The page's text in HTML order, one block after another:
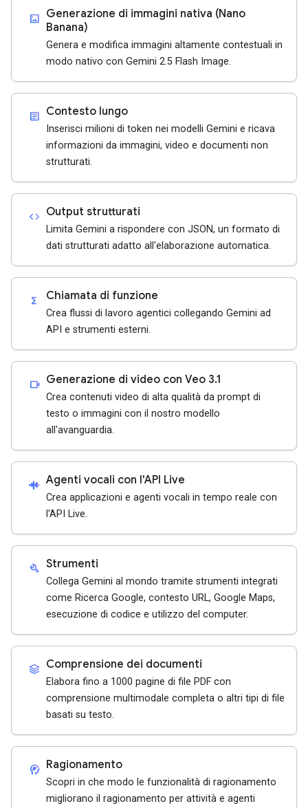
imagesmode Generazione di immagini nativa (Nano
Banana)
Genera e modifica immagini altamente contestuali in
modo nativo con Gemini 2.5 Flash Image.
article Contesto lungo
Inserisci milioni di token nei modelli Gemini e ricava
informazioni da immagini, video e documenti non
strutturati.
code Output strutturati
Limita Gemini a rispondere con JSON, un formato di
dati strutturati adatto all'elaborazione automatica.
functions Chiamata di funzione
Crea flussi di lavoro agentici collegando Gemini ad
API e strumenti esterni.
videocam Generazione di video con Veo 3.1
Crea contenuti video di alta qualità da prompt di
testo o immagini con il nostro modello
all'avanguardia.
android_recorder Agenti vocali con l'API Live
Crea applicazioni e agenti vocali in tempo reale con
l'API Live.
build Strumenti
Collega Gemini al mondo tramite strumenti integrati
come Ricerca Google, contesto URL, Google Maps,
esecuzione di codice e utilizzo del computer.
stacks Comprensione dei documenti
Elabora fino a 1000 pagine di file PDF con
comprensione multimodale completa o altri tipi di file
basati su testo.
cognition_2 Ragionamento
Scopri in che modo le funzionalità di ragionamento
migliorano il ragionamento per attività e agenti